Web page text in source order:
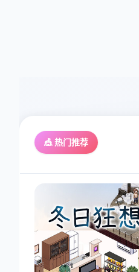
🎪 热门推荐